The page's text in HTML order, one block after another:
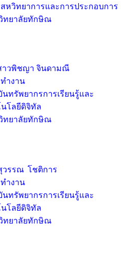
หวิทยาการและการประกอบการ
ทยาลัยทักษิณ
าวพิชญา จินดามณี
ำงาน
นทรัพยากรการเรียนรู้และ
นโลยีดิจิทัล
ทยาลัยทักษิณ
วรรณ โชติการ
ำงาน
นทรัพยากรการเรียนรู้และ
นโลยีดิจิทัล
ทยาลัยทักษิณ